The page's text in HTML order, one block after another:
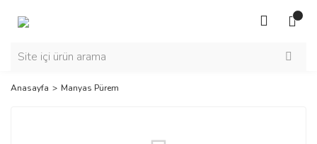
Anasayfa Manyas Pürem